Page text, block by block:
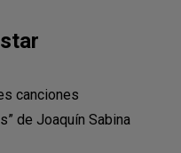
canciones
de Joaquín Sabina